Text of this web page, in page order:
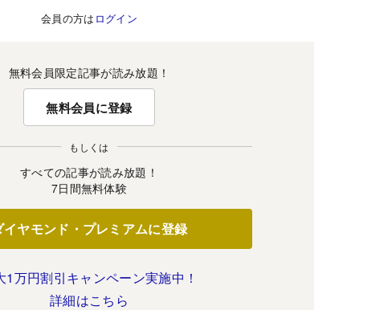
会員の方は ログイン
無料会員限定記事が読み放題！
無料会員に登録
もしくは
すべての記事が読み放題！
7日間無料体験
イヤモンド・プレミアムに登録
1万円割引キャンペーン実施中！
詳細はこちら